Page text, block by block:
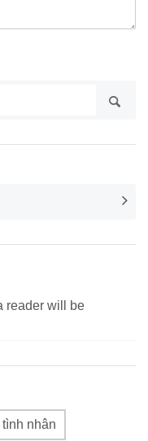
reader will be
nhân